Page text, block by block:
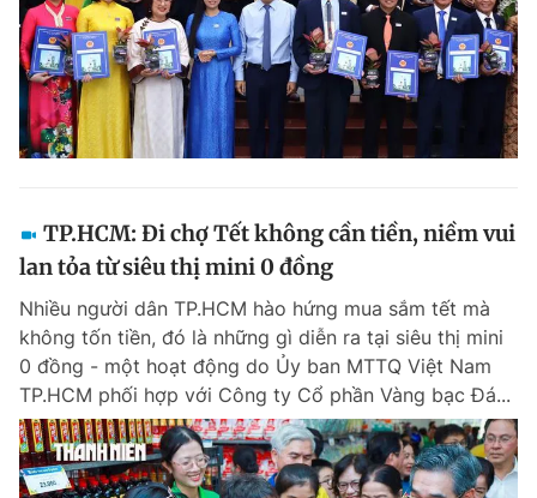
TP.HCM: Đi chợ Tết không cần tiền, niềm vui
lan tỏa từ siêu thị mini 0 đồng
Nhiều người dân TP.HCM hào hứng mua sắm tết mà
không tốn tiền, đó là những gì diễn ra tại siêu thị mini
0 đồng - một hoạt động do Ủy ban MTTQ Việt Nam
TP.HCM phối hợp với Công ty Cổ phần Vàng bạc Đá...